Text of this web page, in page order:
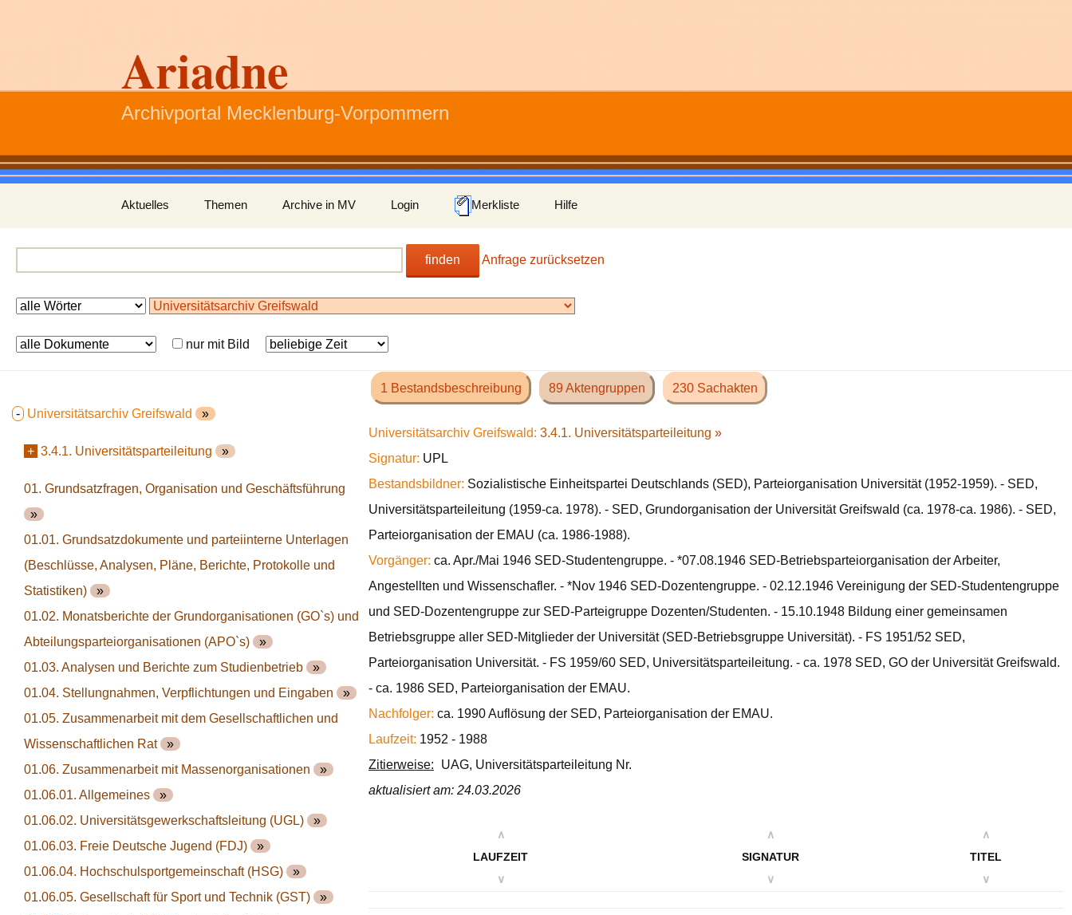
Ariadne
Archivportal Mecklenburg-Vorpommern
Inhalt
springen
Aktuelles Themen Archive in MV Login Merkliste Hilfe
finden Anfrage zurücksetzen
nur mit Bild
- Universitätsarchiv Greifswald »
+ 3.4.1. Universitätsparteileitung »
01. Grundsatzfragen, Organisation und Geschäftsführung
»
01.01. Grundsatzdokumente und parteiinterne Unterlagen
(Beschlüsse, Analysen, Pläne, Berichte, Protokolle und
Statistiken) »
01.02. Monatsberichte der Grundorganisationen (GO`s) und
Abteilungsparteiorganisationen (APO`s) »
01.03. Analysen und Berichte zum Studienbetrieb »
01.04. Stellungnahmen, Verpflichtungen und Eingaben »
01.05. Zusammenarbeit mit dem Gesellschaftlichen und
Wissenschaftlichen Rat »
01.06. Zusammenarbeit mit Massenorganisationen »
01.06.01. Allgemeines »
01.06.02. Universitätsgewerkschaftsleitung (UGL) »
01.06.03. Freie Deutsche Jugend (FDJ) »
01.06.04. Hochschulsportgemeinschaft (HSG) »
01.06.05. Gesellschaft für Sport und Technik (GST) »
1 Bestandsbeschreibung 89 Aktengruppen 230 Sachakten
Universitätsarchiv Greifswald: 3.4.1. Universitätsparteileitung »
Signatur: UPL
Bestandsbildner: Sozialistische Einheitspartei Deutschlands (SED), Parteiorganisation Universität (1952-1959). - SED,
Universitätsparteileitung (1959-ca. 1978). - SED, Grundorganisation der Universität Greifswald (ca. 1978-ca. 1986). - SED,
Parteiorganisation der EMAU (ca. 1986-1988).
Vorgänger: ca. Apr./Mai 1946 SED-Studentengruppe. - *07.08.1946 SED-Betriebsparteiorganisation der Arbeiter,
Angestellten und Wissenschafler. - *Nov 1946 SED-Dozentengruppe. - 02.12.1946 Vereinigung der SED-Studentengruppe
und SED-Dozentengruppe zur SED-Parteigruppe Dozenten/Studenten. - 15.10.1948 Bildung einer gemeinsamen
Betriebsgruppe aller SED-Mitglieder der Universität (SED-Betriebsgruppe Universität). - FS 1951/52 SED,
Parteiorganisation Universität. - FS 1959/60 SED, Universitätsparteileitung. - ca. 1978 SED, GO der Universität Greifswald.
- ca. 1986 SED, Parteiorganisation der EMAU.
Nachfolger: ca. 1990 Auflösung der SED, Parteiorganisation der EMAU.
Laufzeit: 1952 - 1988
Zitierweise:
UAG, Universitätsparteileitung Nr.
aktualisiert am: 24.03.2026
∧
LAUFZEIT
∨
∧
SIGNATUR
∨
∧
TITEL
∨